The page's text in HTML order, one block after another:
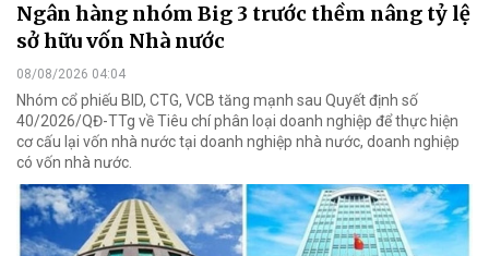
Ngân hàng nhóm Big 3 trước thềm nâng tỷ lệ
sở hữu vốn Nhà nước
08/08/2026 04:04
Nhóm cổ phiếu BID, CTG, VCB tăng mạnh sau Quyết định số
40/2026/QĐ-TTg về Tiêu chí phân loại doanh nghiệp để thực hiện
cơ cấu lại vốn nhà nước tại doanh nghiệp nhà nước, doanh nghiệp
có vốn nhà nước.